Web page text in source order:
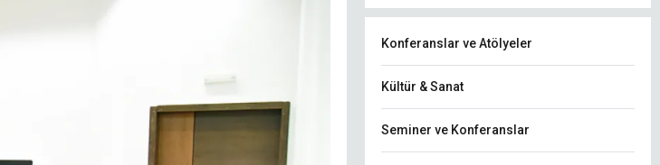
Konferanslar ve Atölyeler
Kültür & Sanat
Seminer ve Konferanslar